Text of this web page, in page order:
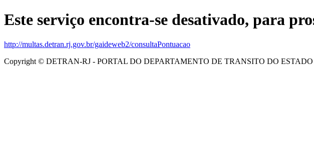
Este serviço encontra-se desativado, para
http://multas.detran.rj.gov.br/gaideweb2/consultaPontuacao
Copyright © DETRAN-RJ - PORTAL DO DEPARTAMENTO DE TRANSITO DO